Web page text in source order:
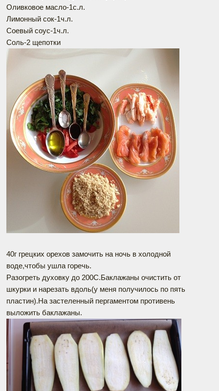
Оливковое масло-1с.л.
Лимонный сок-1ч.л.
Соевый соус-1ч.л.
Соль-2 щепотки
40г грецких орехов замочить на ночь в холодной
воде,чтобы ушла горечь.
Разогреть духовку до 200С.Баклажаны очистить от
шкурки и нарезать вдоль(у меня получилось по пять
пластин).На застеленный пергаментом противень
выложить баклажаны.